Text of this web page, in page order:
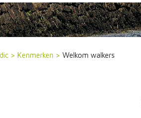
> Kenmerken > Welkom walkers